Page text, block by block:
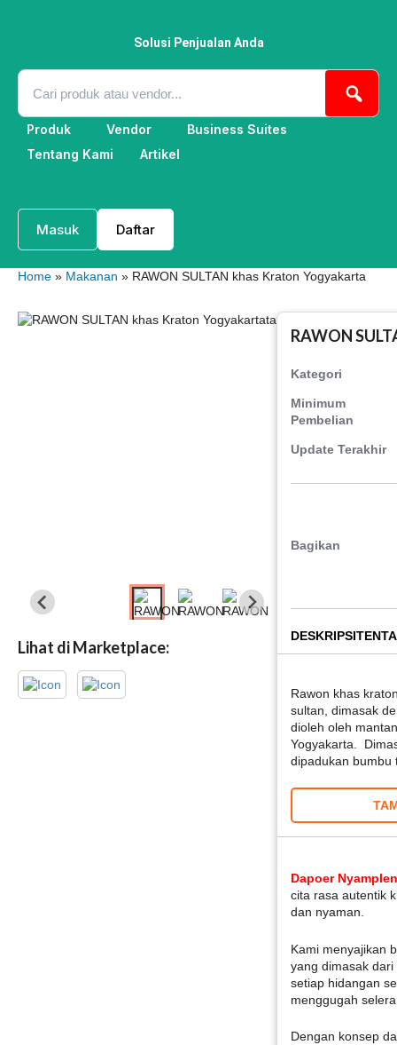
Solusi Penjualan Anda
Produk Vendor
Business Suites
Tentang Kami
Artikel
Masuk Daftar
Home » Makanan » RAWON SULTAN khas Kraton Yogyakarta
Lihat di Marketplace:
RAWON
Kategori
Minimum
Pembelian
Update Terakhir
Bagikan
DESKRIPSI
Rawon khas
sultan, dimasak
dioleh oleh
Yogyakarta.
dipadukan
Dapoer
cita rasa autentik
dan nyaman.
Kami menyajikan
yang dimasak
setiap hidangan
menggugah
Dengan konsep